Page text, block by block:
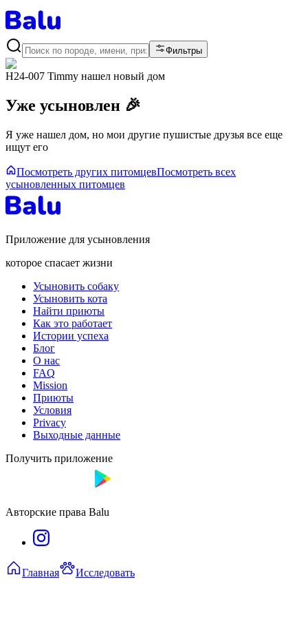
Фильтры
H24-007 Timmy нашел новый дом
Уже усыновлен 🎉
Я уже нашел дом, но мои другие пушистые друзья все еще
ищут его
Посмотреть других питомцевПосмотреть всех
усыновленных питомцев
Приложение для усыновления
которое спасает жизни
Усыновить собаку
Усыновить кота
Найти приюты
Как это работает
Истории успеха
Блог
О нас
FAQ
Mission
Приюты
Условия
Privacy
Выходные данные
Получить приложение
Авторские права Balu
Главная Исследовать